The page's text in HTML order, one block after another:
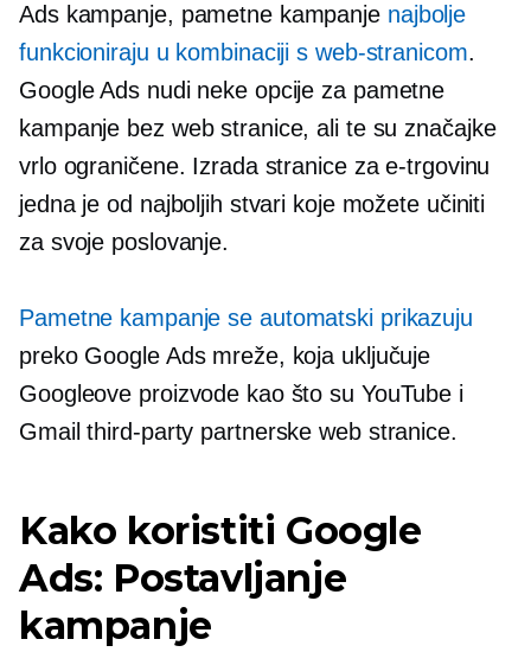
Ads kampanje, pametne kampanje najbolje
funkcioniraju u kombinaciji s web-stranicom.
Google Ads nudi neke opcije za pametne
kampanje bez web stranice, ali te su značajke
vrlo ograničene. Izrada stranice za e-trgovinu
jedna je od najboljih stvari koje možete učiniti
za svoje poslovanje.
Pametne kampanje se automatski prikazuju
preko Google Ads mreže, koja uključuje
Googleove proizvode kao što su YouTube i
Gmailthird-party partnerske web stranice.
Kako koristiti Google
Ads: Postavljanje
kampanje